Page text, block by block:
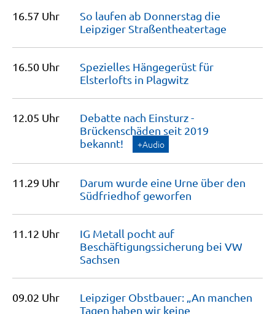
16.57 Uhr
So laufen ab Donnerstag die
Leipziger Straßentheatertage
16.50 Uhr
Spezielles Hängegerüst für
Elsterlofts in Plagwitz
12.05 Uhr
Debatte nach Einsturz -
Brückenschäden seit 2019
bekannt!
+Audio
11.29 Uhr
Darum wurde eine Urne über den
Südfriedhof geworfen
11.12 Uhr
IG Metall pocht auf
Beschäftigungssicherung bei VW
Sachsen
09.02 Uhr
Leipziger Obstbauer: „An manchen
Tagen haben wir keine